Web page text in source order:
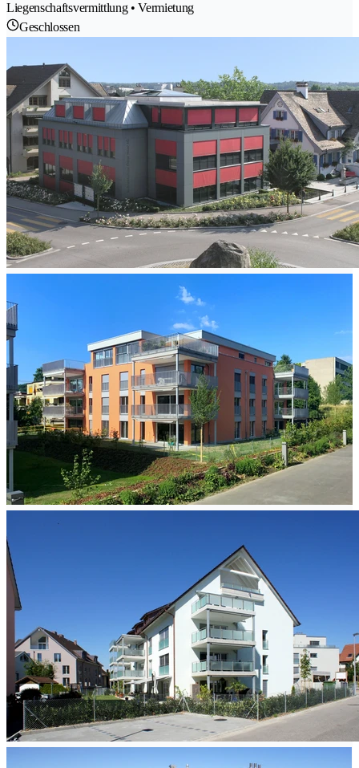
Liegenschaftsvermittlung • Vermietung
Geschlossen